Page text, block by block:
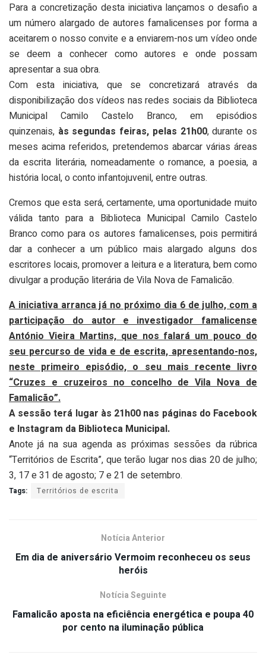
Para a concretização desta iniciativa lançamos o desafio a
um número alargado de autores famalicenses por forma a
aceitarem o nosso convite e a enviarem-nos um vídeo onde
se deem a conhecer como autores e onde possam
apresentar a sua obra.
Com esta iniciativa, que se concretizará através da
disponibilização dos vídeos nas redes sociais da Biblioteca
Municipal Camilo Castelo Branco, em episódios
quinzenais, às segundas feiras, pelas 21h00, durante os
meses acima referidos, pretendemos abarcar várias áreas
da escrita literária, nomeadamente o romance, a poesia, a
história local, o conto infantojuvenil, entre outras.
Cremos que esta será, certamente, uma oportunidade muito
válida tanto para a Biblioteca Municipal Camilo Castelo
Branco como para os autores famalicenses, pois permitirá
dar a conhecer a um público mais alargado alguns dos
escritores locais, promover a leitura e a literatura, bem como
divulgar a produção literária de Vila Nova de Famalicão.
A iniciativa arranca já no próximo dia 6 de julho, com a
participação do autor e investigador famalicense
António Vieira Martins, que nos falará um pouco do
seu percurso de vida e de escrita, apresentando-nos,
neste primeiro episódio, o seu mais recente livro
“Cruzes e cruzeiros no concelho de Vila Nova de
Famalicão”.
A sessão terá lugar às 21h00 nas páginas do Facebook
e Instagram da Biblioteca Municipal.
Anote já na sua agenda as próximas sessões da rúbrica
“Territórios de Escrita”, que terão lugar nos dias 20 de julho;
3, 17 e 31 de agosto; 7 e 21 de setembro.
Tags: Territórios de escrita
Notícia Anterior
Em dia de aniversário Vermoim reconheceu os seus
heróis
Notícia Seguinte
Famalicão aposta na eficiência energética e poupa 40
por cento na iluminação pública